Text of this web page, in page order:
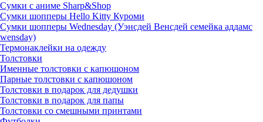
Сумки с аниме Sharp&Shop
Сумки шопперы Hello Kitty Куроми
Сумки шопперы Wednesday (Уэнсдей Венсдей семейка аддамс
wensday)
Термонаклейки на одежду
Толстовки
Именные толстовки с капюшоном
Парные толстовки с капюшоном
Толстовки в подарок для дедушки
Толстовки в подарок для папы
Толстовки со смешными принтами